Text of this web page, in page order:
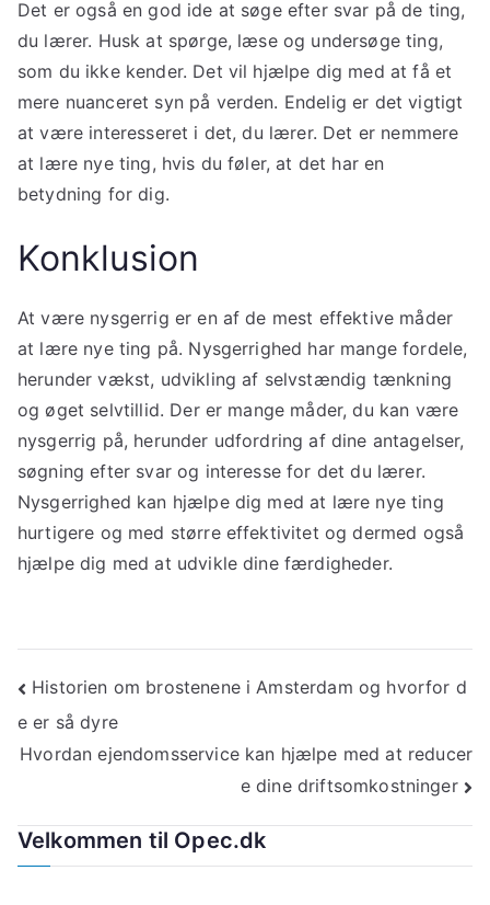
Det er også en god ide at søge efter svar på de ting,
du lærer. Husk at spørge, læse og undersøge ting,
som du ikke kender. Det vil hjælpe dig med at få et
mere nuanceret syn på verden. Endelig er det vigtigt
at være interesseret i det, du lærer. Det er nemmere
at lære nye ting, hvis du føler, at det har en
betydning for dig.
Konklusion
At være nysgerrig er en af de mest effektive måder
at lære nye ting på. Nysgerrighed har mange fordele,
herunder vækst, udvikling af selvstændig tænkning
og øget selvtillid. Der er mange måder, du kan være
nysgerrig på, herunder udfordring af dine antagelser,
søgning efter svar og interesse for det du lærer.
Nysgerrighed kan hjælpe dig med at lære nye ting
hurtigere og med større effektivitet og dermed også
hjælpe dig med at udvikle dine færdigheder.
Indlægsnavigation
Historien om brostenene i Amsterdam og hvorfor d
e er så dyre
Hvordan ejendomsservice kan hjælpe med at reducer
e dine driftsomkostninger
Velkommen til Opec.dk